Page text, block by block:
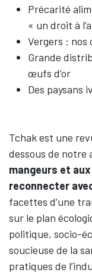
Précarité
« un droit à
Vergers : nos
Grande
œufs d’or
Des paysans
Tchak est une
dessous de notre
mangeurs et
reconnecter
facettes d’une
sur le plan
politique, socio-
soucieuse de la
pratiques de